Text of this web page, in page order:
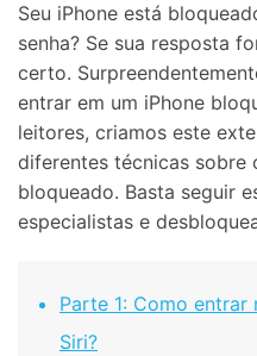
Seu iPhone está
senha? Se sua resposta
certo.
entrar em um iPhone
leitores, criamos este
diferentes técnicas sobre
bloqueado. Basta seguir
especialistas e
Parte 1: Como
Siri?